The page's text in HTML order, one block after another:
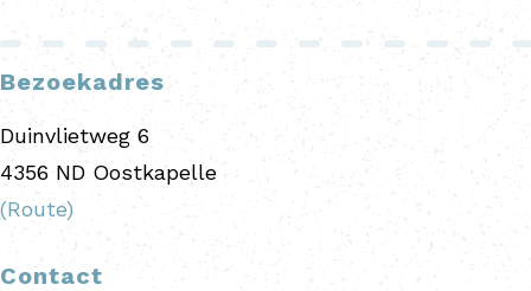
Bezoekadres
Duinvlietweg 6
4356 ND Oostkapelle
(Route)
Contact